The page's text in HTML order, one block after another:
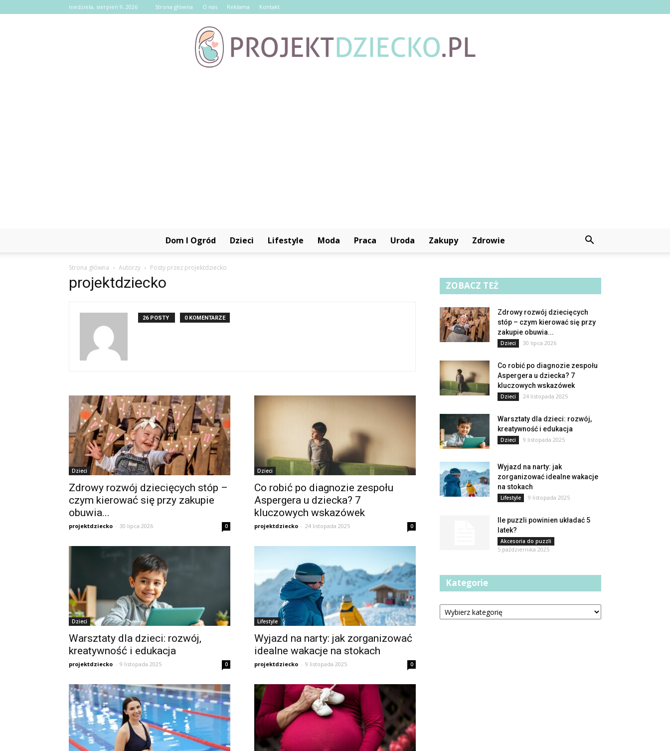
niedziela, sierpień 9, 2026 Strona główna O nas Reklama Kontakt
Dom I Ogród Dzieci Lifestyle Moda Praca Uroda Zakupy Zdrowie
Strona główna Autorzy Posty przez projektdziecko
projektdziecko
26 POSTY 0 KOMENTARZE
Dzieci
Zdrowy rozwój dziecięcych stóp –
czym kierować się przy zakupie
obuwia...
projektdziecko - 30 lipca 2026 0
Dzieci
Co robić po diagnozie zespołu
Aspergera u dziecka? 7
kluczowych wskazówek
projektdziecko - 24 listopada 2025 0
Dzieci
Warsztaty dla dzieci: rozwój,
kreatywność i edukacja
projektdziecko - 9 listopada 2025 0
Lifestyle
Wyjazd na narty: jak zorganizować
idealne wakacje na stokach
projektdziecko - 9 listopada 2025 0
ZOBACZ TEŻ
Zdrowy rozwój dziecięcych
stóp – czym kierować się przy
zakupie obuwia...
Dzieci 30 lipca 2026
Co robić po diagnozie zespołu
Aspergera u dziecka? 7
kluczowych wskazówek
Dzieci 24 listopada 2025
Warsztaty dla dzieci: rozwój,
kreatywność i edukacja
Dzieci 9 listopada 2025
Wyjazd na narty: jak
zorganizować idealne wakacje
na stokach
Lifestyle 9 listopada 2025
Ile puzzli powinien układać 5
latek?
Akcesoria do puzzli
5 października 2025
Kategorie
Kategorie